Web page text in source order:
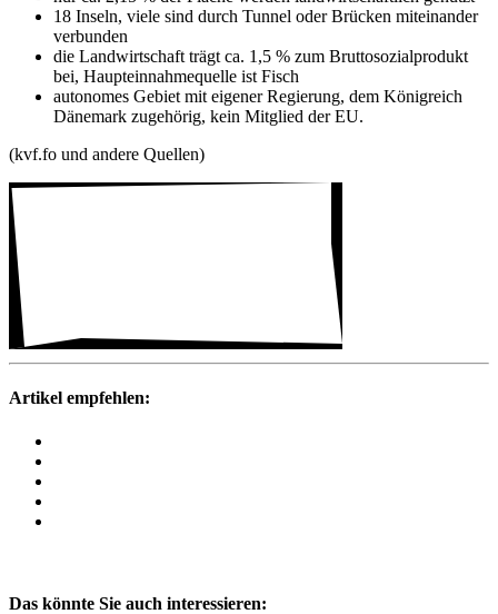
18 Inseln, viele sind durch Tunnel oder Brücken mitein­ander
verbunden
die Land­wirt­schaft trägt ca. 1,5 % zum Brut­to­so­zi­al­pro­dukt
bei, Haupt­ein­nah­me­quelle ist Fisch
auto­nomes Gebiet mit eigener Regie­rung, dem König­reich
Däne­mark zuge­hörig, kein Mitglied der EU.
(kvf.fo und andere Quellen)
Artikel empfehlen:
Das könnte Sie auch interessieren: